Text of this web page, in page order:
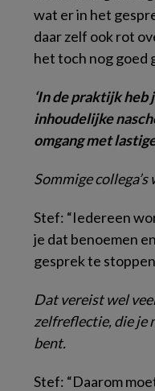
wat er in het
daar zelf ook rot
het toch nog goed
‘In de praktijk
inhoudelijke
omgang met
Sommige
Stef: “Iedereen
je dat benoemen
gesprek te
Dat vereist wel
zelfreflectie, die je
bent.
Stef: “Daarom